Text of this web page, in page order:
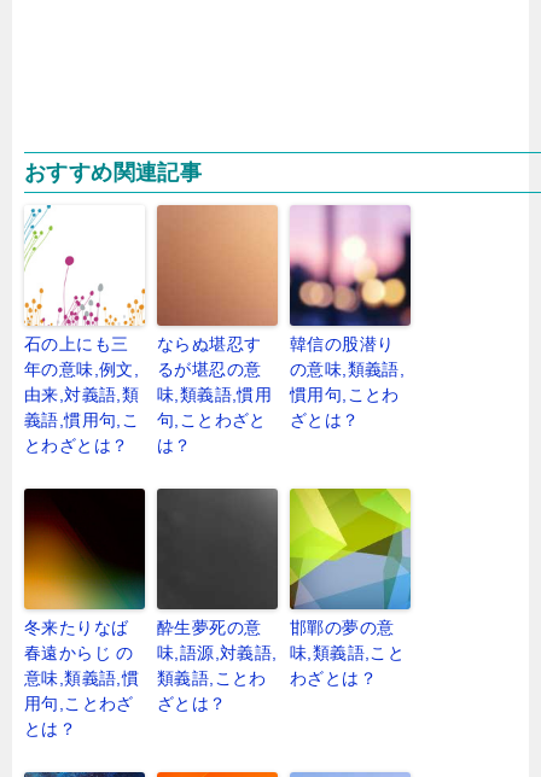
おすすめ関連記事
石の上にも三
年の意味,例文,
由来,対義語,類
義語,慣用句,こ
とわざとは？
ならぬ堪忍す
るが堪忍の意
味,類義語,慣用
句,ことわざと
は？
韓信の股潜り
の意味,類義語,
慣用句,ことわ
ざとは？
冬来たりなば
春遠からじ の
意味,類義語,慣
用句,ことわざ
とは？
酔生夢死の意
味,語源,対義語,
類義語,ことわ
ざとは？
邯鄲の夢の意
味,類義語,こと
わざとは？